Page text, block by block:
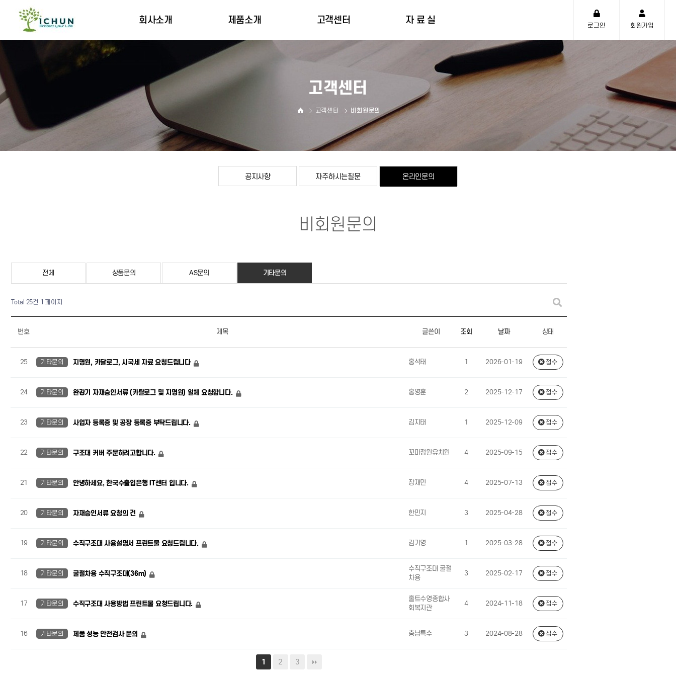
회사소개
오시는길
제품소개 고객센터
자주하시는질문
온라인문의
자 료 실 로그인 회원가입
공지사항 자주하시는질문 온라인문의
고객센터 비회원문의
고객센터
비회원문의
전체 상품문의 AS문의 기타문의
Total 25건 1 페이지
번호 제목 글쓴이 조회 날짜 상태
25 기타문의 지명원, 카달로그, 시국세 자료 요청드립니다 홍석태 1 2026-01-19 접수
24 기타문의 완강기 자재승인서류 (카탈로그 및 지명원) 일체 요청합니다. 홍영훈 2 2025-12-17 접수
23 기타문의 사업자 등록증 및 공장 등록증 부탁드립니다. 김지태 1 2025-12-09 접수
22 기타문의 구조대 커버 주문하려고합니다. 꼬마정원유치원 4 2025-09-15 접수
21 기타문의 안녕하세요, 한국수출입은행 IT센터 입니다. 장재민 4 2025-07-13 접수
20 기타문의 자재승인서류 요청의 건 한민지 3 2025-04-28 접수
19 기타문의 수직구조대 사용설명서 프린트물 요청드립니다. 김기영 1 2025-03-28 접수
18 기타문의 굴절차용 수직구조대(36m)
수직구조대 굴절
차용
3 2025-02-17 접수
17 기타문의 수직구조대 사용방법 프린트물 요청드립니다.
홀트수영종합사
회복지관
4 2024-11-18 접수
16 기타문의 제품 성능 안전검사 문의 충남특수 3 2024-08-28 접수
1 2 3